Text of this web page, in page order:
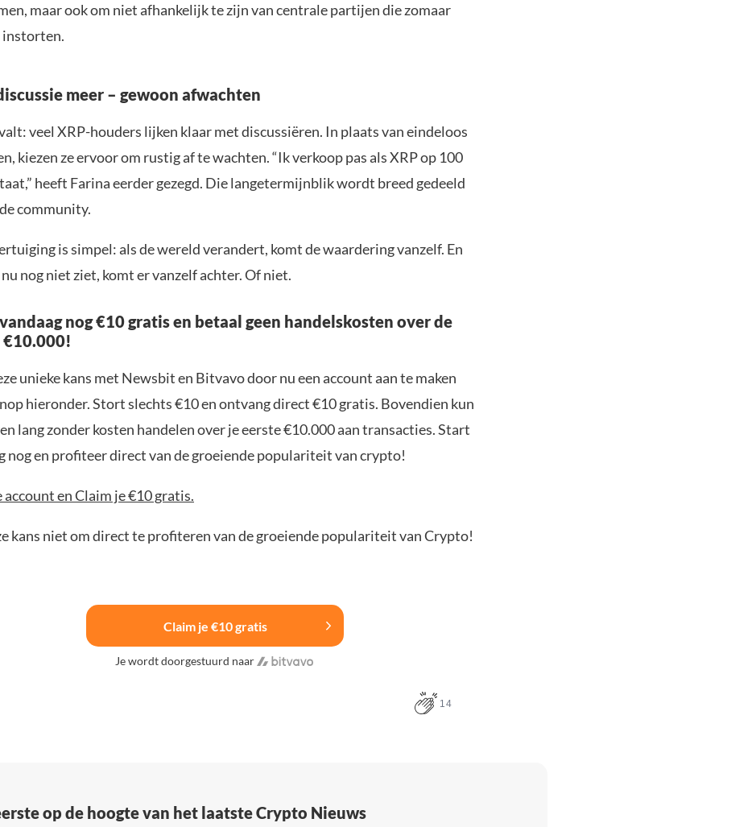
maar ook om niet afhankelijk te zijn van centrale partijen die zomaar
instorten.
meer – gewoon afwachten
veel XRP-houders lijken klaar met discussiëren. In plaats van eindeloos
kiezen ze ervoor om rustig af te wachten. “Ik verkoop pas als XRP op 100
heeft Farina eerder gezegd. Die langetermijnblik wordt breed gedeeld
community.
is simpel: als de wereld verandert, komt de waardering vanzelf. En
nog niet ziet, komt er vanzelf achter. Of niet.
nog €10 gratis en betaal geen handelskosten over de
€10.000!
unieke kans met Newsbit en Bitvavo door nu een account aan te maken
hieronder. Stort slechts €10 en ontvang direct €10 gratis. Bovendien kun
lang zonder kosten handelen over je eerste €10.000 aan transacties. Start
nog en profiteer direct van de groeiende populariteit van crypto!
account en Claim je €10 gratis.
kans niet om direct te profiteren van de groeiende populariteit van Crypto!
Claim je €10 gratis
Je wordt doorgestuurd naar
14
op de hoogte van het laatste Crypto Nieuws